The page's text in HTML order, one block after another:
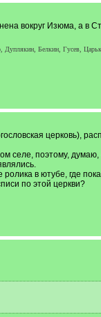
вокруг Изюма, а в
Белкин, Гусев,
церковь),
селе, поэтому,
в ютубе, где
по этой церкви?